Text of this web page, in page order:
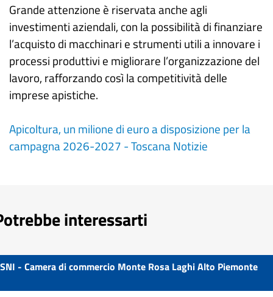
Grande attenzione è riservata anche agli
investimenti aziendali, con la possibilità di finanziare
l’acquisto di macchinari e strumenti utili a innovare i
processi produttivi e migliorare l’organizzazione del
lavoro, rafforzando così la competitività delle
imprese apistiche.
Apicoltura, un milione di euro a disposizione per la
campagna 2026-2027 - Toscana Notizie
interessarti
SNI - Camera di commercio Monte Rosa Laghi Alto Piemonte